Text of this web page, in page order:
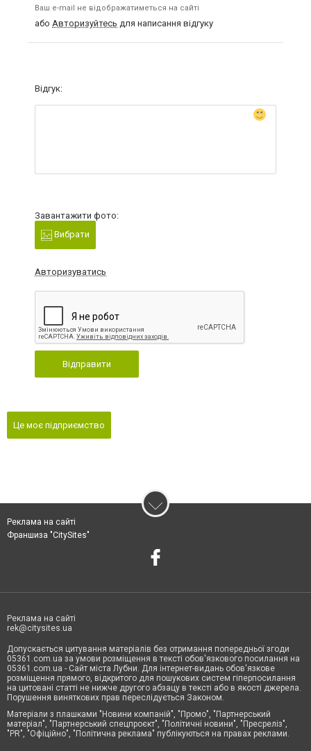
Ваш e-mail не відображатиметься на сайті
або Авторизуйтесь для написання відгуку
Відгук:
Завантажити фото:
Вибрати
Авторизуватись
Відправити
Це моє підприємство
Реклама на сайті
Франшиза "CitySites"
Реклама на сайті
rek@citysites.ua
Допускається цитування матеріалів без отримання попередньої згоди
05361.com.ua за умови розміщення в тексті обов'язкового посилання на
05361.com.ua - Сайт міста Лубни. Для інтернет-видань обов'язкове
розміщення прямого, відкритого для пошукових систем гіперпосилання
на цитовані статті не нижче другого абзацу в тексті або в якості джерела.
Порушення виняткових прав переслідується Законом.
Матеріали з плашками "Новини компаній", "Промо", "Партнерський
матеріал", "Партнерський спецпроєкт", "Політичні новини", "Пресреліз",
"PR", "Офіційно", "Політична реклама" публікуються на правах реклами.